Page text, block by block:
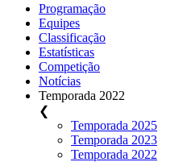
Programação
Equipes
Classificação
Estatísticas
Competição
Notícias
Temporada 2022
❮
Temporada 2025
Temporada 2023
Temporada 2022